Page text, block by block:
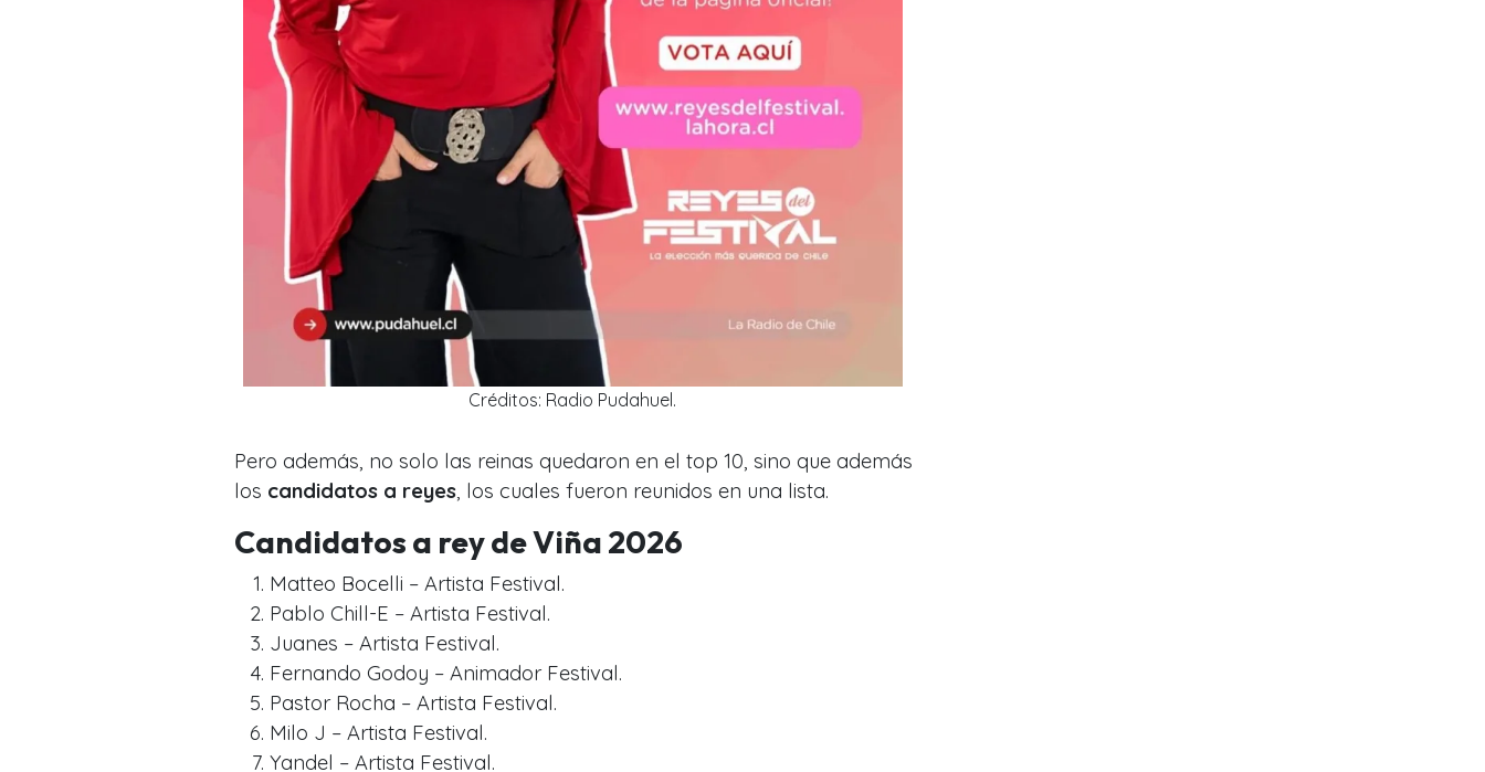
Créditos: Radio Pudahuel.
Pero además, no solo las reinas quedaron en el top 10, sino que además
los candidatos a reyes, los cuales fueron reunidos en una lista.
Candidatos a rey de Viña 2026
Matteo Bocelli – Artista Festival.
Pablo Chill-E – Artista Festival.
Juanes – Artista Festival.
Fernando Godoy – Animador Festival.
Pastor Rocha – Artista Festival.
Milo J – Artista Festival.
Yandel – Artista Festival.